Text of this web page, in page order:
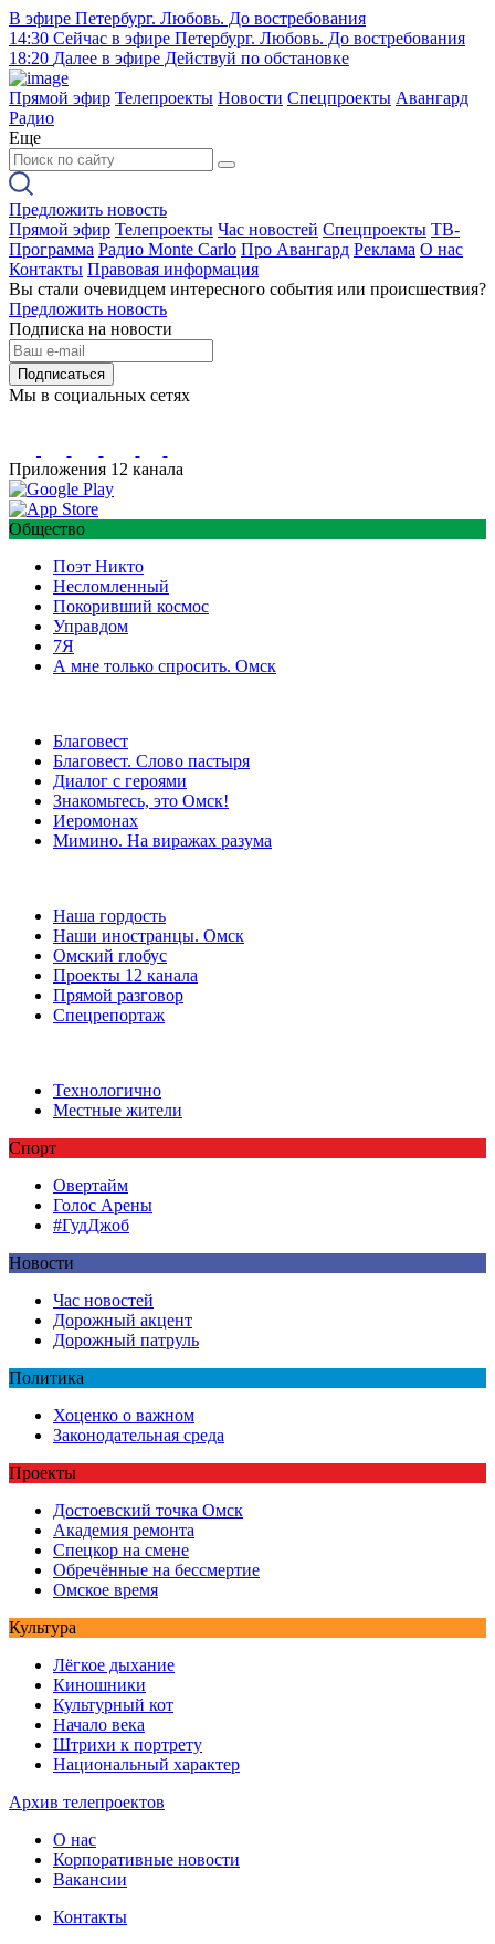
В эфире Петербург. Любовь. До востребования
14:30 Сейчас в эфире Петербург. Любовь. До востребования
18:20 Далее в эфире Действуй по обстановке
Прямой эфир Телепроекты Новости Спецпроекты Авангард
Радио
Еще
Предложить новость
Прямой эфир Телепроекты Час новостей Спецпроекты ТВ-
Программа Радио Monte Carlo Про Авангард Реклама О нас
Контакты Правовая информация
Вы стали очевидцем интересного события или происшествия?
Предложить новость
Подписка на новости
Подписаться
Мы в социальных сетях
Приложения 12 канала
Общество
Поэт Никто
Несломленный
Покоривший космос
Управдом
7Я
А мне только спросить. Омск
Благовест
Благовест. Слово пастыря
Диалог с героями
Знакомьтесь, это Омск!
Иеромонах
Мимино. На виражах разума
Наша гордость
Наши иностранцы. Омск
Омский глобус
Проекты 12 канала
Прямой разговор
Спецрепортаж
Технологично
Местные жители
Спорт
Овертайм
Голос Арены
#ГудДжоб
Новости
Час новостей
Дорожный акцент
Дорожный патруль
Политика
Хоценко о важном
Законодательная среда
Проекты
Достоевский точка Омск
Академия ремонта
Спецкор на смене
Обречённые на бессмертие
Омское время
Культура
Лёгкое дыхание
Киношники
Культурный кот
Начало века
Штрихи к портрету
Национальный характер
Архив телепроектов
О нас
Корпоративные новости
Вакансии
Контакты